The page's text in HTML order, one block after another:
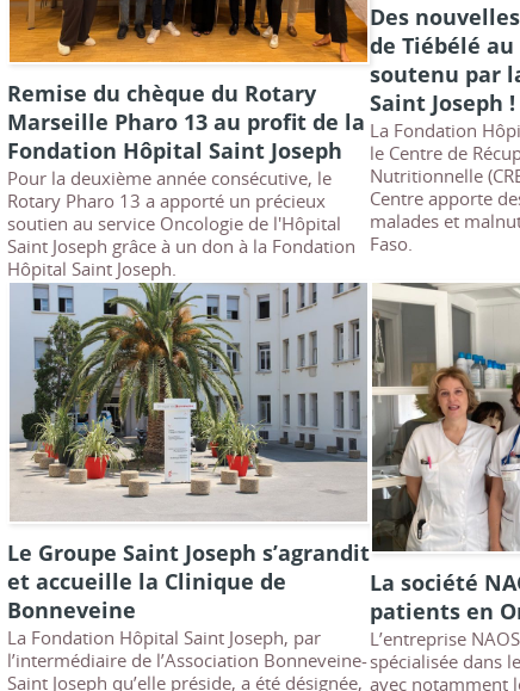
Remise du chèque du Rotary
Marseille Pharo 13 au profit de la
Fondation Hôpital Saint Joseph
Pour la deuxième année consécutive, le
Rotary Pharo 13 a apporté un précieux
soutien au service Oncologie de l'Hôpital
Saint Joseph grâce à un don à la Fondation
Hôpital Saint Joseph.
Des
de Tiébélé
soutenu par
Saint Joseph !
La Fondation
le Centre de
Nutritionnelle
Centre apporte
malades et
Faso.
Le Groupe Saint Joseph s’agrandit
et accueille la Clinique de
Bonneveine
La Fondation Hôpital Saint Joseph, par
l’intermédiaire de l’Association Bonneveine-
Saint Joseph qu’elle préside, a été désignée,
La société
patients en
L’entreprise
spécialisée dans
avec notamment